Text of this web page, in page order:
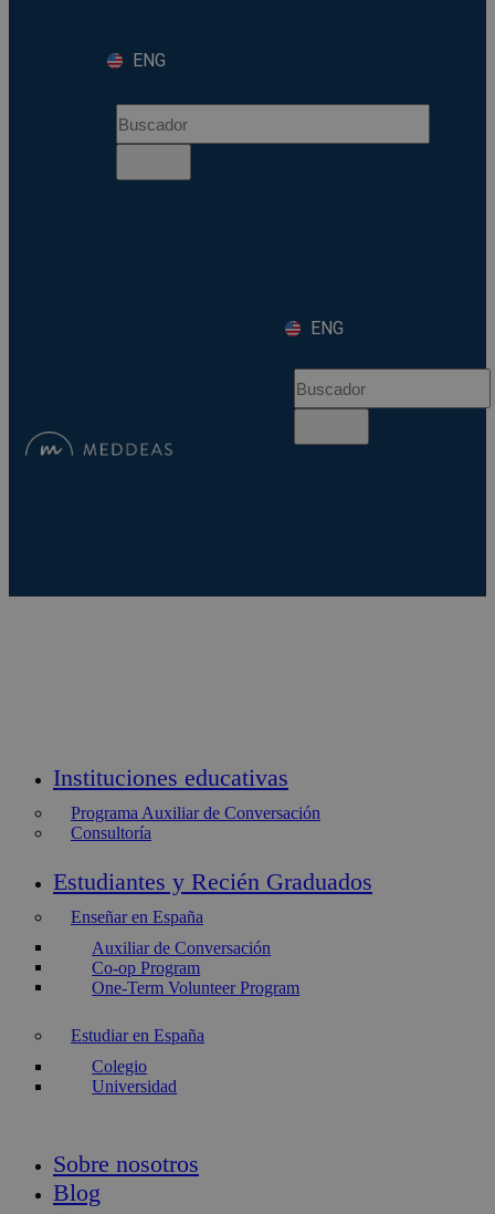
ENG
ENG
Instituciones educativas
Programa Auxiliar de Conversación
Consultoría
Estudiantes y Recién Graduados
Enseñar en España
Auxiliar de Conversación
Co-op Program
One-Term Volunteer Program
Estudiar en España
Colegio
Universidad
Sobre nosotros
Blog